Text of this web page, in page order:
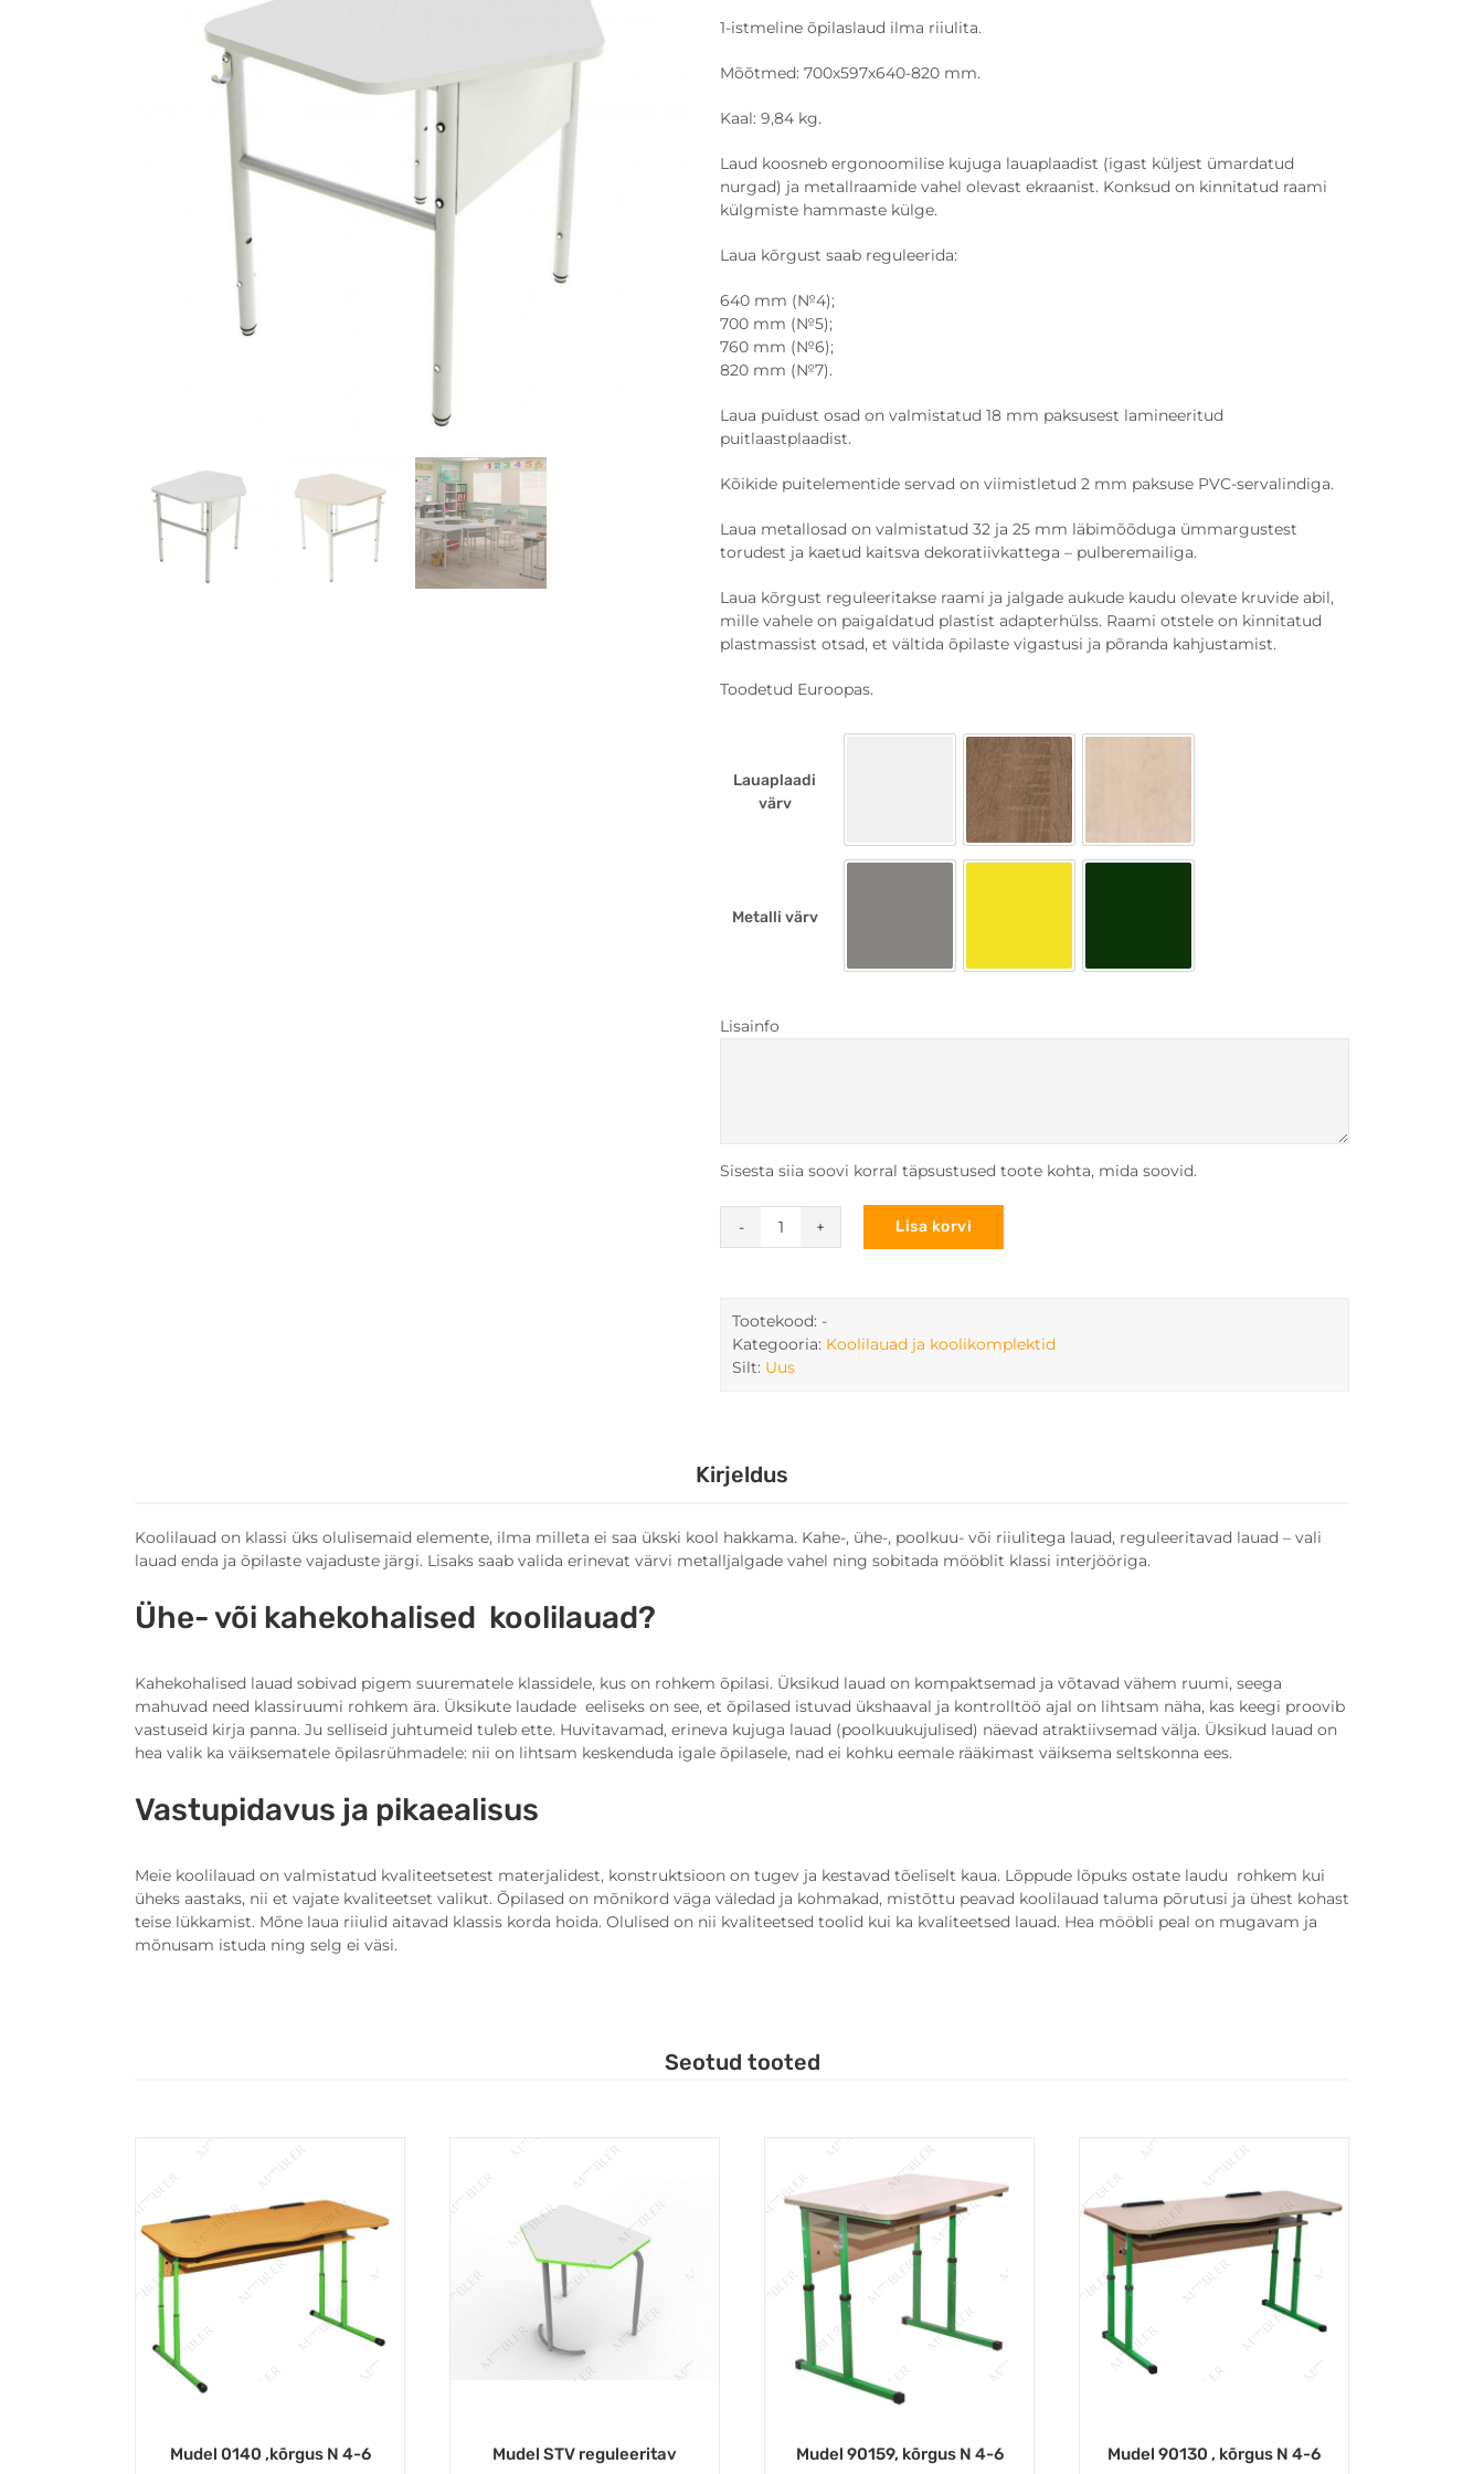
1-istmeline õpilaslaud ilma riiulita.
Mõõtmed: 700х597х640-820 mm.
Kaal: 9,84 kg.
Laud koosneb ergonoomilise kujuga lauaplaadist (igast küljest ümardatud
nurgad) ja metallraamide vahel olevast ekraanist. Konksud on kinnitatud raami
külgmiste hammaste külge.
Laua kõrgust saab reguleerida:
640 mm (№4);
700 mm (№5);
760 mm (№6);
820 mm (№7).
Laua puidust osad on valmistatud 18 mm paksusest lamineeritud
puitlaastplaadist.
Kõikide puitelementide servad on viimistletud 2 mm paksuse PVC-servalindiga.
Laua metallosad on valmistatud 32 ja 25 mm läbimõõduga ümmargustest
torudest ja kaetud kaitsva dekoratiivkattega – pulberemailiga.
Laua kõrgust reguleeritakse raami ja jalgade aukude kaudu olevate kruvide abil,
mille vahele on paigaldatud plastist adapterhülss. Raami otstele on kinnitatud
plastmassist otsad, et vältida õpilaste vigastusi ja põranda kahjustamist.
Toodetud Euroopas.
Lauaplaadi
värv
Tamm
Metalli värv
Lisainfo
Sisesta siia soovi korral täpsustused toote kohta, mida soovid.
Ühekohaline
Mudel
54178
kogus
Lisa korvi
Tootekood: -
Kategooria: Koolilauad ja koolikomplektid
Silt: Uus
Kirjeldus
Koolilauad on klassi üks olulisemaid elemente, ilma milleta ei saa ükski kool hakkama. Kahe-, ühe-, poolkuu- või riiulitega lauad, reguleeritavad lauad – vali
lauad enda ja õpilaste vajaduste järgi. Lisaks saab valida erinevat värvi metalljalgade vahel ning sobitada mööblit klassi interjööriga.
Ühe- või kahekohalised koolilauad?
Kahekohalised lauad sobivad pigem suurematele klassidele, kus on rohkem õpilasi. Üksikud lauad on kompaktsemad ja võtavad vähem ruumi, seega
mahuvad need klassiruumi rohkem ära. Üksikute laudade eeliseks on see, et õpilased istuvad ükshaaval ja kontrolltöö ajal on lihtsam näha, kas keegi proovib
vastuseid kirja panna. Ju selliseid juhtumeid tuleb ette. Huvitavamad, erineva kujuga lauad (poolkuukujulised) näevad atraktiivsemad välja. Üksikud lauad on
hea valik ka väiksematele õpilasrühmadele: nii on lihtsam keskenduda igale õpilasele, nad ei kohku eemale rääkimast väiksema seltskonna ees.
Vastupidavus ja pikaealisus
Meie koolilauad on valmistatud kvaliteetsetest materjalidest, konstruktsioon on tugev ja kestavad tõeliselt kaua. Lõppude lõpuks ostate laudu rohkem kui
üheks aastaks, nii et vajate kvaliteetset valikut. Õpilased on mõnikord väga väledad ja kohmakad, mistõttu peavad koolilauad taluma põrutusi ja ühest kohast
teise lükkamist. Mõne laua riiulid aitavad klassis korda hoida. Olulised on nii kvaliteetsed toolid kui ka kvaliteetsed lauad. Hea mööbli peal on mugavam ja
mõnusam istuda ning selg ei väsi.
Seotud tooted
Mudel 0140 ,kõrgus N 4-6 Mudel STV reguleeritav Mudel 90159, kõrgus N 4-6 Mudel 90130 , kõrgus N 4-6